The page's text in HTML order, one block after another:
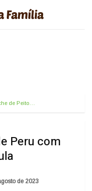
de Peito…
Peru com
de 2023